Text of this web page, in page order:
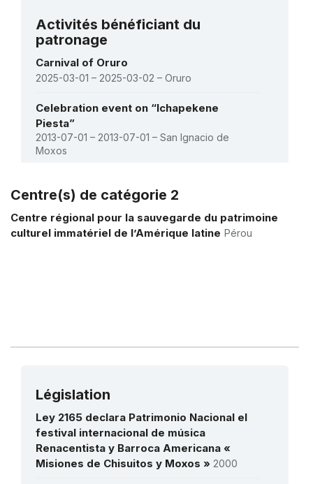
Plan d’action pour la sauvegarde du
carnaval d’Oruro
Montant (US$)150 855
Univers culturel Aymara
27 février 2009 – 30 avril 2009
Montant (US$)
Activités bénéficiant du
patronage
Carnival of Oruro
2025-03-01 – 2025-03-02 – Oruro
Celebration event on “Ichapekene
Piesta”
2013-07-01 – 2013-07-01 – San Ignacio de
Moxos
Voir toutes les activités
Centre(s) de catégorie 2
Centre régional pour la sauvegarde du patrimoine
culturel immatériel de l’Amérique latine Pérou
Législation
Ley 2165 declara Patrimonio Nacional el
festival internacional de música
Renacentista y Barroca Americana «
Misiones de Chisuitos y Moxos » 2000